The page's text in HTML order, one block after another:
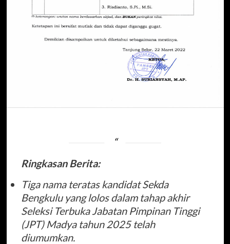
Ringkasan Berita:
Tiga nama teratas kandidat Sekda
Bengkulu yang lolos dalam tahap akhir
Seleksi Terbuka Jabatan Pimpinan Tinggi
(JPT) Madya tahun 2025 telah
diumumkan.